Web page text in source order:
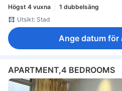
Högst 4 vuxna
1 dubbelsäng
Utsikt: Stad
Ange datum för
APARTMENT,4 BEDROOMS